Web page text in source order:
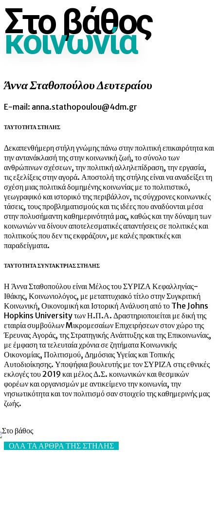
Στο βάθος
κοινωνία
Άννα Σταθοπούλου Δευτεραίου
E-mail: anna.stathopoulou@4dm.gr
ΤΑΥΤΟΤΗΤΑ ΣΤΗΛΗΣ
Δεκαπενθήμερη στήλη γνώμης πάνω στην πολιτική επικαιρότητα και
την αντανάκλασή της στην κοινωνική ζωή, το σύνολο των
ανθρώπινων σχέσεων, την πολιτική αλληλεπίδραση, την εργασία,
τις εξελίξεις στην αγορά. Αποστολή της στήλης είναι να αναδείξει τη
σχέση μιας πολιτικά δομημένης κοινωνίας με το πολιτιστικό,
γεωγραφικό και ιστορικό της περιβάλλον, τις σύγχρονες κοινωνικές
τάσεις, τους προβληματισμούς και τις ιδέες που αναδύονται μέσα
στην πολυσήμαντη καθημερινότητά μας, καθώς και την δύναμη των
κοινωνιών να δίνουν αποτελεσματικές απαντήσεις σε πολιτικές και
πολιτικούς που δεν τις εκφράζουν, με καλές πρακτικές και
παραδείγματα.
ΤΑΥΤΟΤΗΤΑ ΣΥΝΤΑΚΤΡΙΑΣ ΣΤΗΛΗΣ
Η Άννα Σταθοπούλου είναι Μέλος του ΣΥΡΙΖΑ Κεφαλληνίας-
Ιθάκης, Κοινωνιολόγος, με μεταπτυχιακό τίτλο στην Συγκριτική
Κοινωνική, Οικονομική και Ιστορική Ανάλυση από το The Johns
Hopkins University των Η.Π.Α. Δραστηριοποιείται με δική της
εταιρία συμβούλων Mικρομεσαίων Επιχειρήσεων στον χώρο της
Έρευνας Αγοράς, της Στρατηγικής Ανάπτυξης και της Επικοινωνίας,
με έμφαση τα τελευταία χρόνια σε ζητήματα Κοινωνικής
Οικονομίας, Πολιτισμού, Δημόσιας Υγείας και Τοπικής
Αυτοδιοίκησης. Υποψήφια βουλευτής με τον ΣΥΡΙΖΑ στις εθνικές
εκλογές του 2019 και μέλος Δ.Σ. κοινωνικών και θεσμικών
φορέων και οργανισμών με αντικείμενο την κοινωνία, την
νησιωτικότητα και τον πολιτισμό σαν στοιχείο της καθημερινής μας
ζωής.
ΟΛΑ ΤΑ ΑΡΘΡΑ ΤΗΣ ΣΤΗΛΗΣ